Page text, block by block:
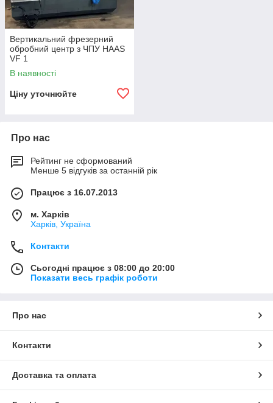
Вертикальний фрезерний
обробний центр з ЧПУ HAAS
VF 1
В наявності
Ціну уточнюйте
Про нас
Рейтинг не сформований
Менше 5 відгуків за останній рік
Працює з 16.07.2013
м. Харків
Харків, Україна
Контакти
Сьогодні працює з 08:00 до 20:00
Показати весь графік роботи
Про нас
Контакти
Доставка та оплата